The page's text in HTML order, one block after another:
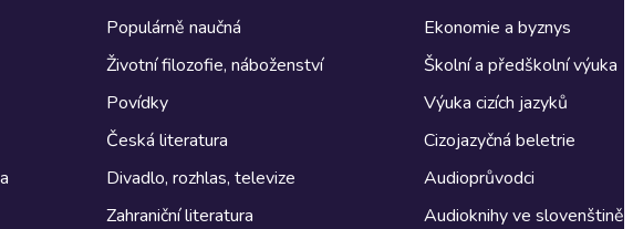
Populárně naučná
Životní filozofie, náboženství
Povídky
Česká literatura
Divadlo, rozhlas, televize
Zahraniční literatura
Ekonomie a byznys
Školní a předškolní výuka
Výuka cizích jazyků
Cizojazyčná beletrie
Audioprůvodci
Audioknihy ve slovenštině